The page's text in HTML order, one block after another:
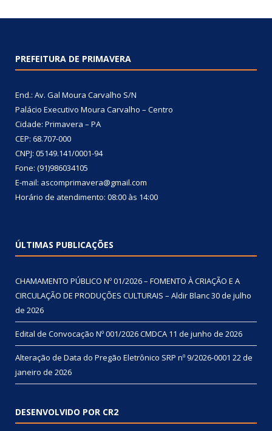
PREFEITURA DE PRIMAVERA
End.: Av. Gal Moura Carvalho S/N
Palácio Executivo Moura Carvalho – Centro
Cidade: Primavera – PA
CEP: 68.707-000
CNPJ: 05149.141/0001-94
Fone: (91)986034105
E-mail: ascomprimavera@gmail.com
Horário de atendimento: 08:00 às 14:00
ÚLTIMAS PUBLICAÇÕES
CHAMAMENTO PÚBLICO Nº 01/2026 – FOMENTO À CRIAÇÃO E A
CIRCULAÇÃO DE PRODUÇÕES CULTURAIS – Aldir Blanc30 de julho
de 2026
Edital de Convocação Nº 001/2026 CMDCA 11 de junho de 2026
Alteração de Data do Pregão Eletrônico SRP nº 9/2026-0001 22 de
janeiro de 2026
DESENVOLVIDO POR CR2